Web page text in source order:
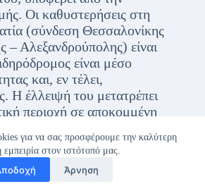
για να σας προσφέρουμε την καλύτερη
εμπειρία στον ιστότοπό μας.
Άρνηση
Οι καθυστερήσεις στη
(σύνδεση Θεσσαλονίκης
Αλεξανδρούπολης) είναι
είναι μέσο
και, εν τέλει,
Η έλλειψή του μετατρέπει
περιοχή σε αποκομμένη
και τεχνολογική